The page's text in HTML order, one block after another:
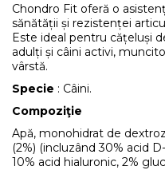
Chondro Fit oferă o
sănătății și rezistenței
Este ideal pentru cățeluși
adulți și câini activi,
vârstă.
Specie : Câini.
Compoziţie
Apă, monohidrat de
(2%) (incluzând 30% acid
10% acid hialuronic, 2%